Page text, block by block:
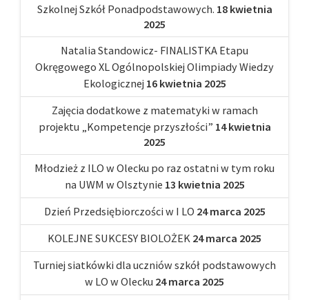
Szkolnej Szkół Ponadpodstawowych. 18 kwietnia
2025
Natalia Standowicz- FINALISTKA Etapu
Okręgowego XL Ogólnopolskiej Olimpiady Wiedzy
Ekologicznej 16 kwietnia 2025
Zajęcia dodatkowe z matematyki w ramach
projektu „Kompetencje przyszłości” 14 kwietnia
2025
Młodzież z ILO w Olecku po raz ostatni w tym roku
na UWM w Olsztynie 13 kwietnia 2025
Dzień Przedsiębiorczości w I LO 24 marca 2025
KOLEJNE SUKCESY BIOLOŻEK 24 marca 2025
Turniej siatkówki dla uczniów szkół podstawowych
w LO w Olecku 24 marca 2025